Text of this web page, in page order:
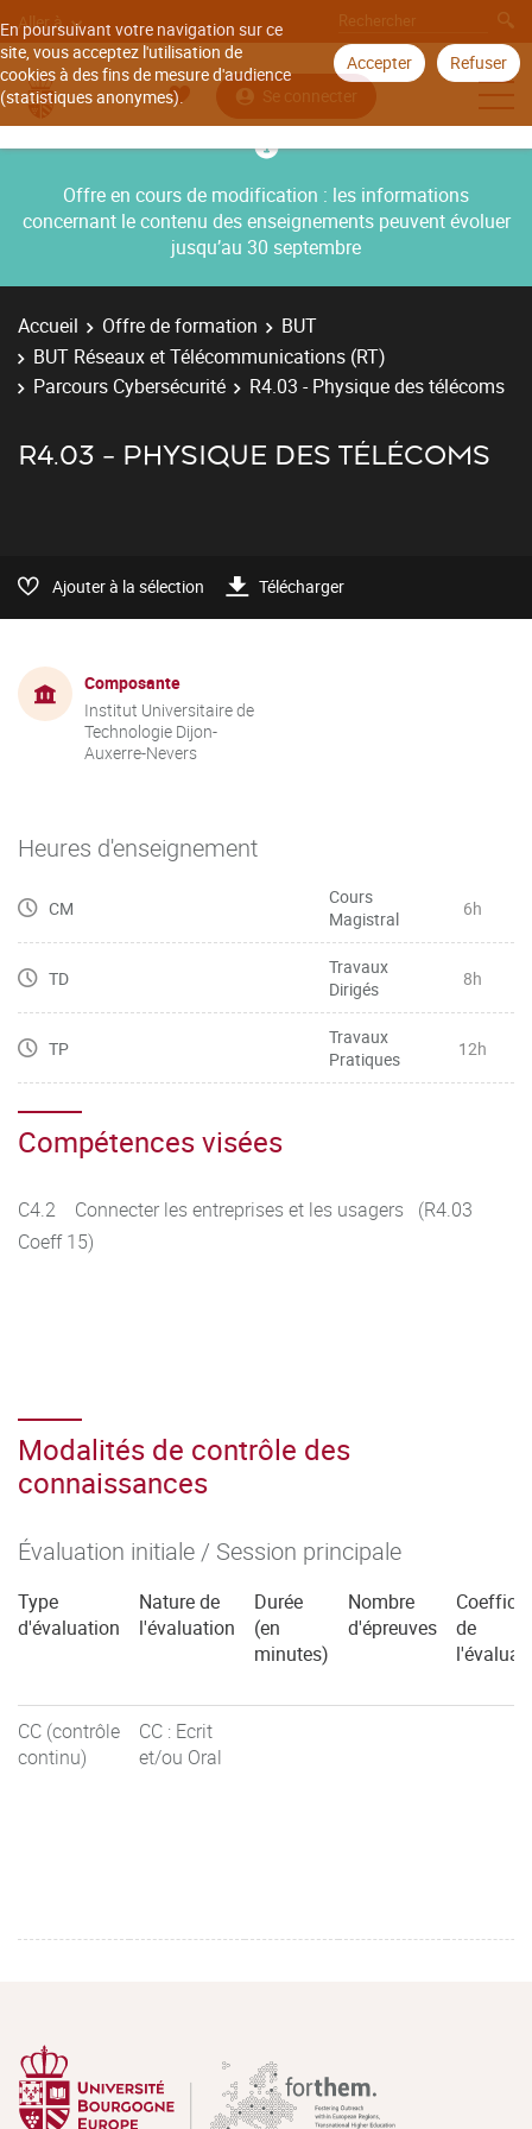
En poursuivant votre navigation sur ce
site, vous acceptez l'utilisation de
cookies à des fins de mesure d'audience
(statistiques anonymes).
Accepter Refuser
Aller à
Se connecter
Offre en cours de modification : les informations
concernant le contenu des enseignements peuvent évoluer
jusqu’au 30 septembre
Accueil Offre de formation
BUT
BUT Réseaux et Télécommunications (RT)
Parcours Cybersécurité
R4.03 - Physique des télécoms
R4.03 - PHYSIQUE DES TÉLÉCOMS
Ajouter à la sélection Télécharger
Composante
Institut Universitaire de
Technologie Dijon-
Auxerre-Nevers
Heures d'enseignement
CM
Cours
Magistral
6h
TD
Travaux
Dirigés
8h
TP
Travaux
Pratiques
12h
Compétences visées
C4.2 Connecter les entreprises et les usagers (R4.03
Coeff 15)
Modalités de contrôle des
connaissances
Évaluation initiale / Session principale
Type
d'évaluation
Nature de
l'évaluation
Durée
(en
minutes)
Nombre
d'épreuves
de
CC (contrôle
continu)
CC : Ecrit
et/ou Oral